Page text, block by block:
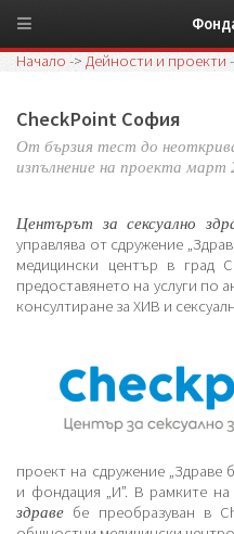
Начало -> Дейности и проекти
CheckPoint София
От бързия тест до
изпълнение на проекта март
Центърът за сексуално
управлява от сдружение
медицински център в град
предоставянето на услуги по
консултиране за ХИВ и
проект на сдружение „Здраве
и фондация „И”. В рамките на
здраве бе преобразуван в